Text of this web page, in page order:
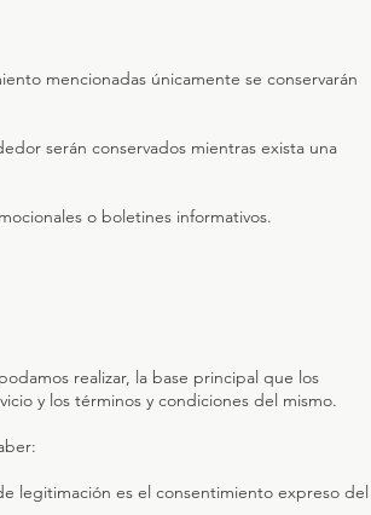
mencionadas únicamente se conservarán
serán conservados mientras exista una
o boletines informativos.
realizar, la base principal que los
y los términos y condiciones del mismo.
legitimación es el consentimiento expreso del